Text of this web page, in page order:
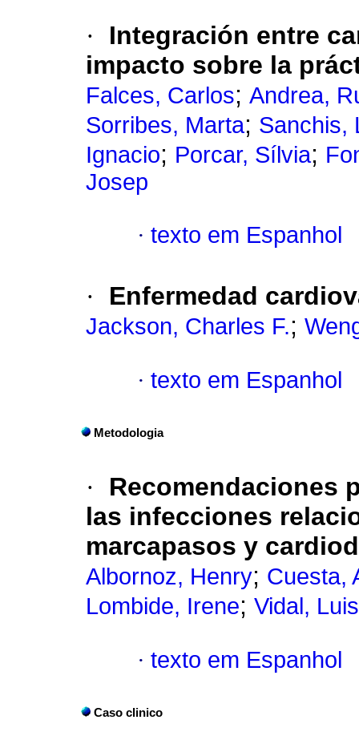
·
Integración entre
impacto sobre la
Falces, Carlos; Andrea,
Sorribes, Marta; Sanchis,
Ignacio; Porcar, Sílvia;
Josep
· texto em Espanhol
· Enfermedad
Jackson, Charles F.;
· texto em Espanhol
Metodologia
·
Recomendaciones
las infecciones
marcapasos y
Albornoz, Henry; Cuesta,
Lombide, Irene; Vidal, Luis
· texto em Espanhol
Caso clinico